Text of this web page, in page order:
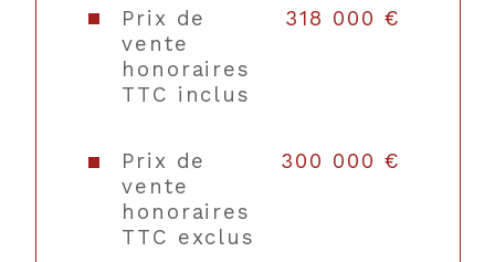
chauffage
Type de
chauffage
Convecteur, Poêle
Format
chauffage
Individuel,
Prix de
vente
honoraires
TTC inclus
318 000 €
Prix de
vente
honoraires
TTC exclus
300 000 €